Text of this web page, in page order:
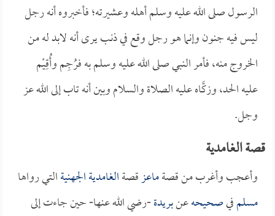
الرسول صلى الله عليه وسلم أهله وعشيرته؛ فأخبروه أنه رجل
ليس فيه جنون وإنما هو رجل وقع في ذنب يرى أنه لابد له من
الخروج منه، فأمر النبي صلى الله عليه وسلم به فرُجِم وأُقِيْم
عليه الحد، وزكَّاه عليه الصلاة والسلام وبين أنه تاب إلى الله عز
وجل.
قصة الغامدية
وأعجب وأغرب من قصةماعزقصةالغامدية الجهنيةالتي رواها
مسلمفيصحيحهعنبريدة-رضي الله عنها- حين جاءت إلى